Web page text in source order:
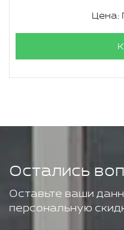
Цена:
Остались
Оставьте ваши
персональную